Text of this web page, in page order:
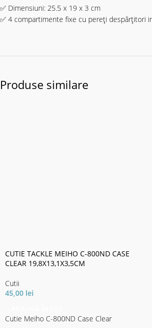
✅ Dimensiuni: 25.5 x 19 x 3 cm
✅ 4 compartimente fixe cu pereți despărțitori
Produse similare
CUTIE TACKLE MEIHO C-800ND CASE
CLEAR 19,8X13,1X3,5CM
Cutii
45,00 lei
Cutie Meiho C-800ND Case Clear